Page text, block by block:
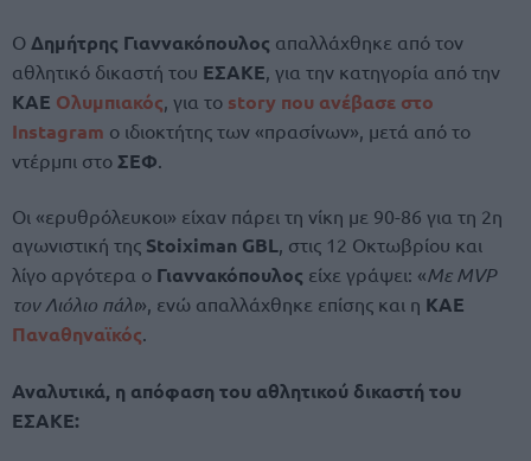
Ο Δημήτρης Γιαννακόπουλος απαλλάχθηκε από τον
αθλητικό δικαστή του ΕΣΑΚΕ, για την κατηγορία από την
ΚΑΕ Ολυμπιακός, για το story που ανέβασε στο
Instagram ο ιδιοκτήτης των «πρασίνων», μετά από το
ντέρμπι στο ΣΕΦ.
Οι «ερυθρόλευκοι» είχαν πάρει τη νίκη με 90-86 για τη 2η
αγωνιστική της Stoiximan GBL, στις 12 Οκτωβρίου και
λίγο αργότερα ο Γιαννακόπουλος είχε γράψει: «Με MVP
τον Λιόλιο πάλι», ενώ απαλλάχθηκε επίσης και η ΚΑΕ
Παναθηναϊκός.
Αναλυτικά, η απόφαση του αθλητικού δικαστή του
ΕΣΑΚΕ: